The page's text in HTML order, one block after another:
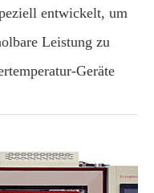
entwickelt, um
Leistung zu
Geräte